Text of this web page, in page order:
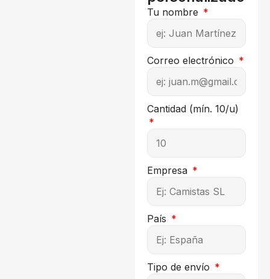
Tu nombre
Correo electrónico
Cantidad (mín. 10/u)
Empresa
País
Tipo de envío